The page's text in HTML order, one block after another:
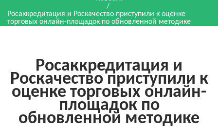
/
Росаккредитация и Роскачество приступили к оценке
торговых онлайн-площадок по обновленной методике
Росаккредитация и
Роскачество приступили к
оценке торговых онлайн-
площадок по
обновленной методике